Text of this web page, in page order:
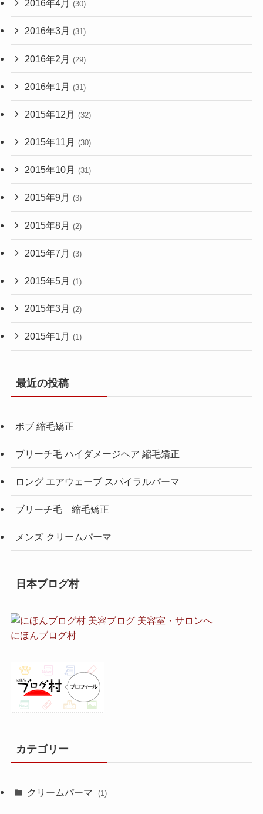
2016年4月 (30)
2016年3月 (31)
2016年2月 (29)
2016年1月 (31)
2015年12月 (32)
2015年11月 (30)
2015年10月 (31)
2015年9月 (3)
2015年8月 (2)
2015年7月 (3)
2015年5月 (1)
2015年3月 (2)
2015年1月 (1)
最近の投稿
ボブ 縮毛矯正
ブリーチ毛 ハイダメージヘア 縮毛矯正
ロング エアウェーブ スパイラルパーマ
ブリーチ毛 縮毛矯正
メンズ クリームパーマ
日本ブログ村
にほんブログ村
カテゴリー
クリームパーマ (1)